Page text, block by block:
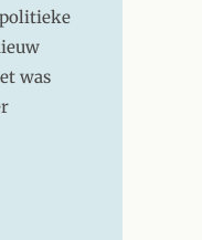
was